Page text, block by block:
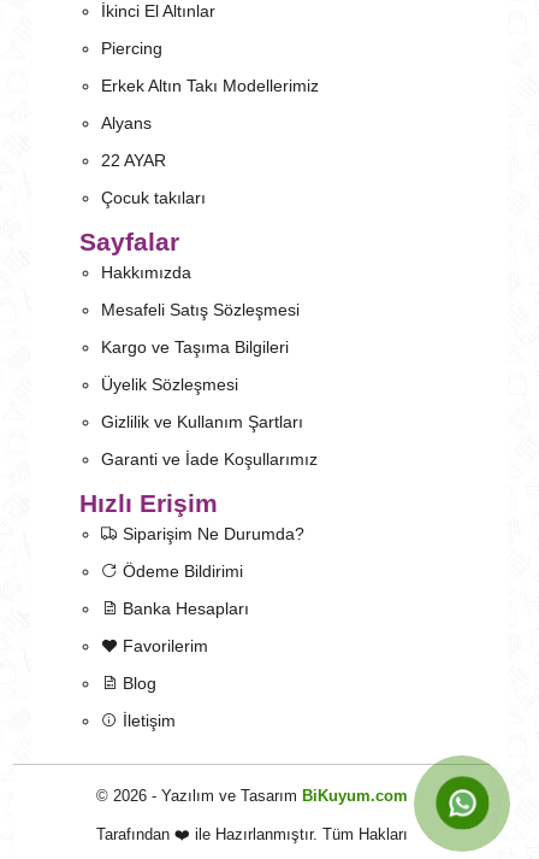
İkinci El Altınlar
Piercing
Erkek Altın Takı Modellerimiz
Alyans
22 AYAR
Çocuk takıları
Sayfalar
Hakkımızda
Mesafeli Satış Sözleşmesi
Kargo ve Taşıma Bilgileri
Üyelik Sözleşmesi
Gizlilik ve Kullanım Şartları
Garanti ve İade Koşullarımız
Hızlı Erişim
Siparişim Ne Durumda?
Ödeme Bildirimi
Banka Hesapları
Favorilerim
Blog
İletişim
© 2026 - Yazılım ve Tasarım BiKuyum.com
Tarafından ❤️ ile Hazırlanmıştır. Tüm Hakları